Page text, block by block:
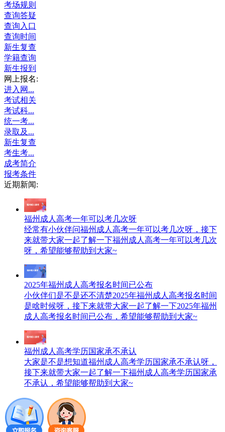
考场规则
查询答疑
查询入口
查询时间
新生复查
学籍查询
新生报到
网上报名:
进入网...
考试相关
考试科...
统一考...
录取及...
新生复查
考生考...
成考简介
报考条件
近期新闻:
福州成人高考一年可以考几次呀
经常有小伙伴问福州成人高考一年可以考几次呀，接下
来就带大家一起了解一下福州成人高考一年可以考几次
呀，希望能够帮助到大家~
2025年福州成人高考报名时间已公布
小伙伴们是不是还不清楚2025年福州成人高考报名时间
是啥时候呀，接下来就带大家一起了解一下2025年福州
成人高考报名时间已公布，希望能够帮助到大家~
福州成人高考学历国家承不承认
大家是不是想知道福州成人高考学历国家承不承认呀，
接下来就带大家一起了解一下福州成人高考学历国家承
不承认，希望能够帮助到大家~